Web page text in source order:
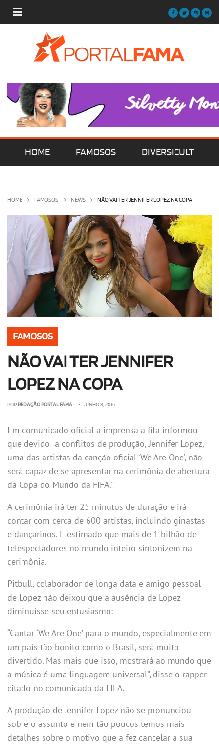
HOME FAMOSOS DIVERSICULT
OLHA ISSO! EU QUERO!
HOME FAMOSOS NEWS NÃO VAI TER JENNIFER LOPEZ NA COPA
FAMOSOS
NÃO VAI TER JENNIFER
LOPEZ NA COPA
POR REDAÇÃO PORTAL FAMA • JUNHO 8, 2014
Em comunicado oficial a imprensa a fifa informou
que devido a conflitos de produção, Jennifer Lopez,
uma das artistas da canção oficial ‘We Are One’, não
será capaz de se apresentar na cerimônia de abertura
da Copa do Mundo da FIFA.”
A cerimônia irá ter 25 minutos de duração e irá
contar com cerca de 600 artistas, incluindo ginastas
e dançarinos. É estimado que mais de 1 bilhão de
telespectadores no mundo inteiro sintonizem na
cerimônia.
Pitbull, colaborador de longa data e amigo pessoal
de Lopez não deixou que a ausência de Lopez
diminuísse seu entusiasmo:
“Cantar ‘We Are One’ para o mundo, especialmente em
um país tão bonito como o Brasil, será muito
divertido. Mas mais que isso, mostrará ao mundo que
a música é uma linguagem universal”, disse o rapper
citado no comunicado da FIFA.
A produção de Jennifer Lopez não se pronunciou
sobre o assunto e nem tão poucos temos mais
detalhes sobre o motivo que a fez cancelar a sua